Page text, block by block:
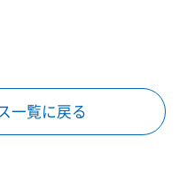
一覧に戻る